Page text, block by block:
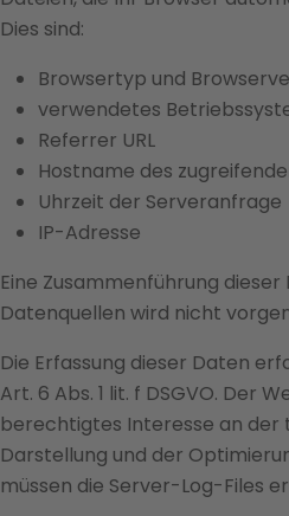
Dies sind:
Browsertyp und
verwendetes
Referrer URL
Hostname des
Uhrzeit der Serveranfrage
IP-Adresse
Eine Zusammenführung
Datenquellen wird nicht
Die Erfassung dieser Daten
Art. 6 Abs. 1 lit. f DSGVO. Der
berechtigtes Interesse an
Darstellung und der
müssen die Server-Log-Files